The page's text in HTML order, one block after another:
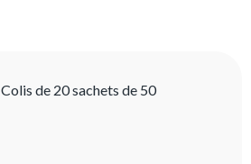
Colis de 20 sachets de 50